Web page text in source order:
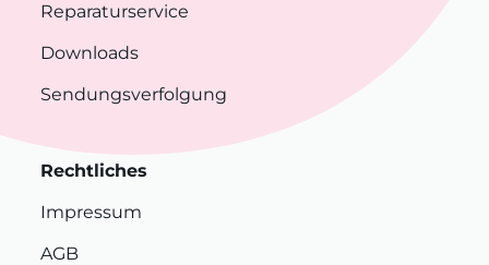
Reparaturservice
Downloads
Sendungsverfolgung
Rechtliches
Impressum
AGB